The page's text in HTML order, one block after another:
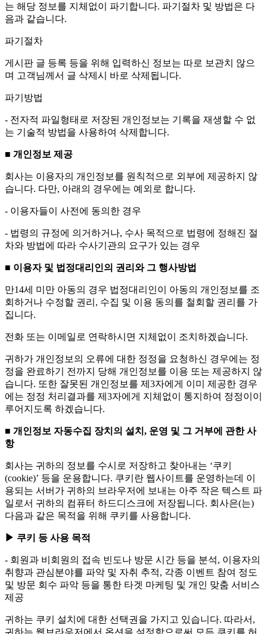
는 해당 정보를 지체없이 파기합니다. 파기절차 및 방법은 다
음과 같습니다.
파기절차
게시판 글 등록 등을 위해 입력하신 정보는 따로 보관치 않으
며 고객님께서 글 삭제시 바로 삭제됩니다.
파기방법
- 전자적 파일형태로 저장된 개인정보는 기록을 재생할 수 없
는 기술적 방법을 사용하여 삭제합니다.
■ 개인정보 제공
회사는 이용자의 개인정보를 원칙적으로 외부에 제공하지 않
습니다. 다만, 아래의 경우에는 예외로 합니다.
- 이용자들이 사전에 동의한 경우
- 법령의 규정에 의거하거나, 수사 목적으로 법령에 정해진 절
차와 방법에 따라 수사기관의 요구가 있는 경우
■ 이용자 및 법정대리인의 권리와 그 행사방법
만14세 미만 아동의 경우 법정대리인이 아동의 개인정보를 조
회하거나 수정할 권리, 수집 및 이용 동의를 철회할 권리를 가
집니다.
전화 또는 이메일로 연락하시면 지체없이 조치하겠습니다.
귀하가 개인정보의 오류에 대한 정정을 요청하신 경우에는 정
정을 완료하기 전까지 당해 개인정보를 이용 또는 제공하지 않
습니다. 또한 잘못된 개인정보를 제3자에게 이미 제공한 경우
에는 정정 처리결과를 제3자에게 지체없이 통지하여 정정이이
루어지도록 하겠습니다.
■ 개인정보 자동수집 장치의 설치, 운영 및 그 거부에 관한 사
항
회사는 귀하의 정보를 수시로 저장하고 찾아내는 ‘쿠키
(cookie)’ 등을 운용합니다. 쿠키란 웹사이트를 운영하는데 이
용되는 서버가 귀하의 브라우저에 보내는 아주 작은 텍스트 파
일로서 귀하의 컴퓨터 하드디스크에 저장됩니다. 회사은(는)
다음과 같은 목적을 위해 쿠키를 사용합니다.
▶ 쿠키 등 사용 목적
- 회원과 비회원의 접속 빈도나 방문 시간 등을 분석, 이용자의
취향과 관심분야를 파악 및 자취 추적, 각종 이벤트 참여 정도
및 방문 회수 파악 등을 통한 타겟 마케팅 및 개인 맞춤 서비스
제공
귀하는 쿠키 설치에 대한 선택권을 가지고 있습니다. 따라서,
귀하는 웹브라우저에서 옵션을 설정함으로써 모든 쿠키를 허